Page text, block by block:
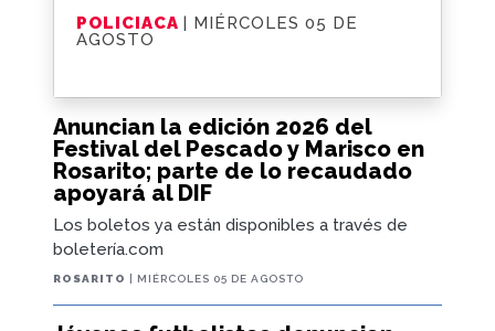
Anuncian la edición 2026 del
Festival del Pescado y Marisco en
Rosarito; parte de lo recaudado
apoyará al DIF
Los boletos ya están disponibles a través de
boletería.com
ROSARITO | MIÉRCOLES 05 DE AGOSTO
POLICIACA
| MIÉRCOLES 05 DE
AGOSTO